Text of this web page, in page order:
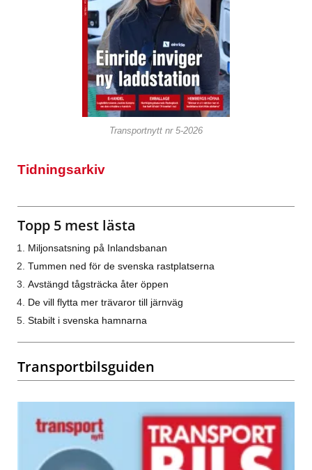
Transportnytt nr 5-2026
Tidningsarkiv
Topp 5 mest lästa
Miljonsatsning på Inlandsbanan
Tummen ned för de svenska rastplatserna
Avstängd tågsträcka åter öppen
De vill flytta mer trävaror till järnväg
Stabilt i svenska hamnarna
Transportbilsguiden